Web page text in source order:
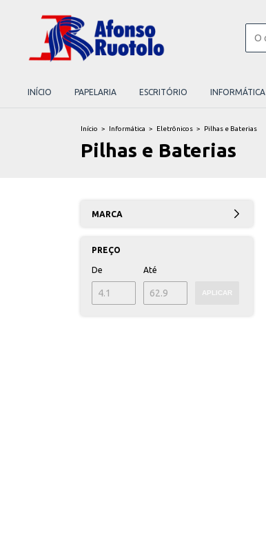
INÍCIO PAPELARIA ESCRITÓRIO INFORMÁTICA
Início > Informática > Eletrônicos > Pilhas e Baterias
Pilhas e Baterias
MARCA
PREÇO
De Até
APLICAR